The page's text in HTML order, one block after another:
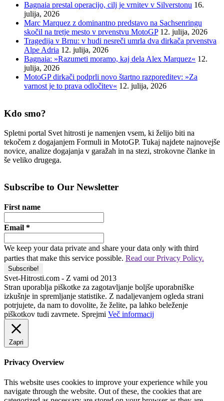
Bagnaia prestal operacijo, cilj je vrnitev v Silverstonu 16.
julija, 2026
Marc Marquez z dominantno predstavo na Sachsenringu
skočil na tretje mesto v prvenstvu MotoGP 12. julija, 2026
Tragedija v Brnu: v hudi nesreči umrla dva dirkača prvenstva
Alpe Adria 12. julija, 2026
Bagnaia: »Razumeti moramo, kaj dela Alex Marquez« 12.
julija, 2026
MotoGP dirkači podprli novo štartno razporeditev: »Za
varnost je to prava odločitev« 12. julija, 2026
Kdo smo?
Spletni portal Svet hitrosti je namenjen vsem, ki želijo biti na
tekočem z dogajanjem Formuli in MotoGP. Tukaj najdete najnovejše
novice, analize dogajanja v garažah in na stezi, strokovne članke in
še veliko drugega.
Subscribe to Our Newsletter
First name
Email *
We keep your data private and share your data only with third
parties that make this service possible. Read our Privacy Policy.
Svet-Hitrosti.com - Z vami od 2013
Stran uporablja piškotke za zagotavljanje boljše uporabniške
izkušnje in spremljanje statistike. Z nadaljevanjem ogleda strani
potrjujete, da nam to dovolite, že želite, pa lahko beleženje
piškotkov tudi zavrnete. Sprejmi Več informacij
Zapri
Privacy Overview
This website uses cookies to improve your experience while you
navigate through the website. Out of these, the cookies that are